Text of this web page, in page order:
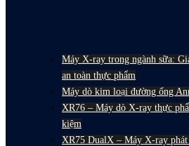
Máy X-ray trong ngành sữa:
an toàn thực phẩm
Máy dò kim loại đường ống
XR76 – Máy dò X-ray thực
kiệm
XR75 DualX – Máy X-ray